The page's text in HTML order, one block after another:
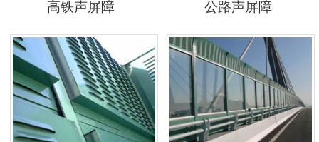
高铁声屏障 公路声屏障